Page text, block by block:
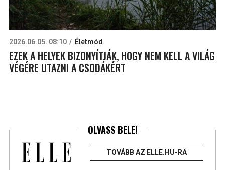
2026.06.05. 08:10 Életmód
EZEK A HELYEK BIZONYÍTJÁK, HOGY NEM KELL A VILÁG
VÉGÉRE UTAZNI A CSODÁKÉRT
OLVASS BELE!
TOVÁBB AZ ELLE.HU-RA